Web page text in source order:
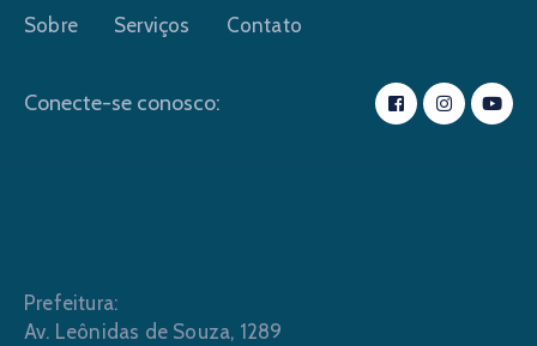
Sobre Serviços Contato
Conecte-se conosco:
Prefeitura:
Av. Leônidas de Souza, 1289